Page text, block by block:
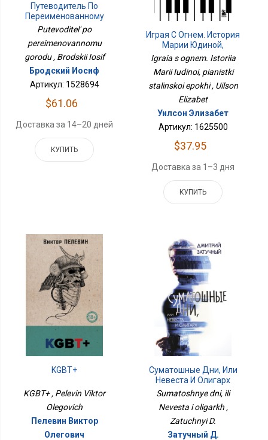
Путеводитель По
Переименованному
Городу
Putevoditel' po
pereimenovannomu
gorodu , Brodskii Iosif
Бродский Иосиф
Артикул: 1528694
$61.06
Доставка за 14–20 дней
КУПИТЬ
Играя С Огнем. История
Марии Юдиной,
Пианистки Сталинской
Эпохи
Igraia s ognem. Istoriia
Marii Iudinoi, pianistki
stalinskoi epokhi , Uilson
Elizabet
Уилсон Элизабет
Артикул: 1625500
$37.95
Доставка за 1–3 дня
КУПИТЬ
KGBT+
KGBT+ , Pelevin Viktor
Olegovich
Пелевин Виктор
Олегович
Суматошные Дни, Или
Невеста И Олигарх
Sumatoshnye dni, ili
Nevesta i oligarkh ,
Zatuchnyi D.
Затучный Д.